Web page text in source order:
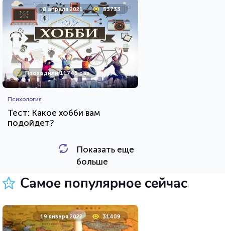
8 апреля 2021 53733
Проходили 11745 раз
Психология
Тест: Какое хобби вам
подойдет?
HTML - код
29 декабря 2021
Показать еще
больше
Самое популярное сейчас
19 января 2022 31409